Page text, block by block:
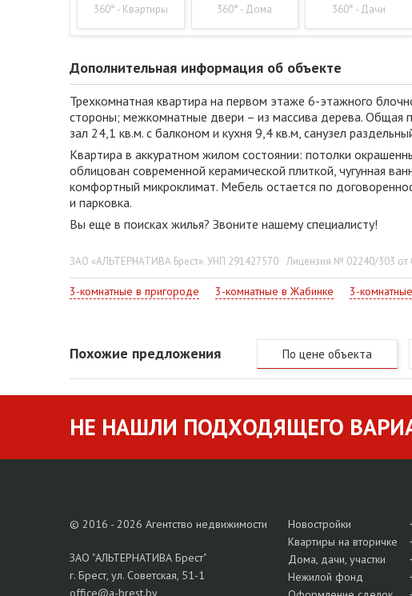
360° - Квартиры 360° - Дома 360° - Дачи
Дополнительная информация об объекте
Трехкомнатная квартира на первом этаже 6-этажного
стороны; межкомнатные двери – из массива дерева. Общая
зал 24,1 кв.м. с балконом и кухня 9,4 кв.м, санузел
Квартира в аккуратном жилом состоянии: потолки
облицован современной керамической плиткой, чугунная
комфортный микроклимат. Мебель остается по
и парковка.
Вы еще в поисках жилья? Звоните нашему специалисту!
ЗАО «АЛЬТЕРНАТИВА Брест». УНП 291427570 Лицензия № 02240/303 от
3-комнатные в пригороде 3-комнатные в Жабинке 3-
Похожие предложения По цене объекта
НЕ НАШЛИ ПОДХОДЯЩЕГО
© 2016 - 2026 Агентство недвижимости
ЗАО "АЛЬТЕРНАТИВА Брест"
г. Брест, ул. Советская, 51-1
office@a-brest.by
Новостройки
Квартиры на вторичке
Дома, дачи, участки
Нежилой фонд